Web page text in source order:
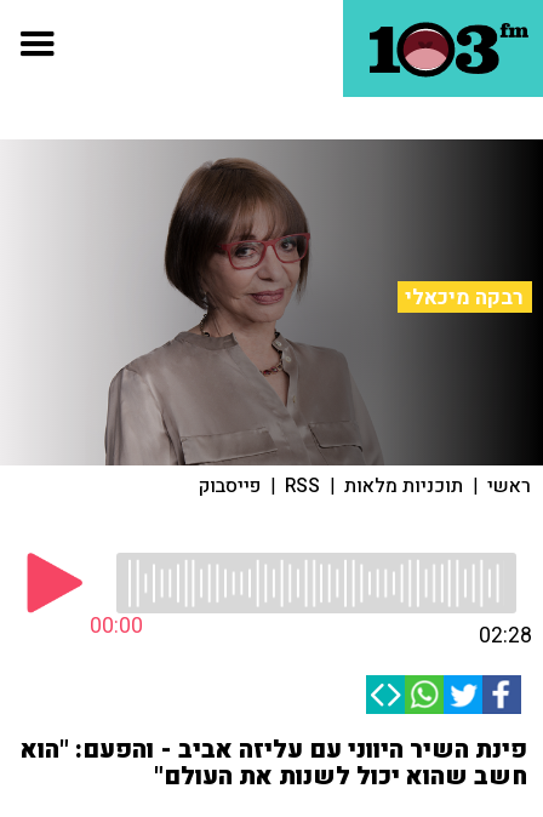
רבקה מיכאלי
ראשי | תוכניות מלאות |
RSS
| פייסבוק
00:00 02:28
פינת השיר היווני עם עליזה אביב - והפעם: "הוא
חשב שהוא יכול לשנות את העולם"